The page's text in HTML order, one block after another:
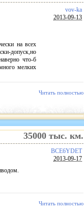
vov-ka
2013-09-13
на всех
допуск,но
что-б
мелких
Читать полностью
35000 тыс. км.
BCE6YDET
2013-09-17
Читать полностью